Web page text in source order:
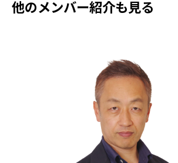
他のメンバー紹介も見る